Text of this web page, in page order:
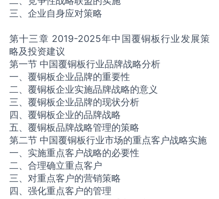
三、企业自身应对策略
第十三章 2019-2025年中国覆铜板行业发展策
略及投资建议
第一节 中国覆铜板行业品牌战略分析
一、覆铜板企业品牌的重要性
二、覆铜板企业实施品牌战略的意义
三、覆铜板企业品牌的现状分析
四、覆铜板企业的品牌战略
五、覆铜板品牌战略管理的策略
第二节 中国覆铜板行业市场的重点客户战略实施
一、实施重点客户战略的必要性
二、合理确立重点客户
三、对重点客户的营销策略
四、强化重点客户的管理